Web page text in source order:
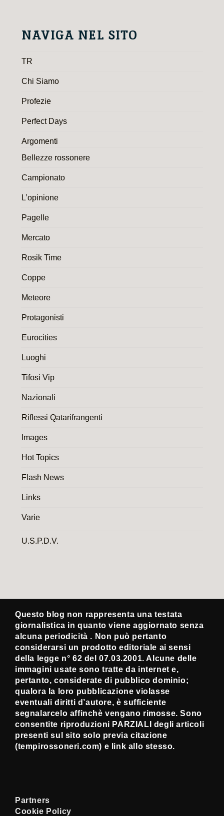
NAVIGA NEL SITO
TR
Chi Siamo
Profezie
Perfect Days
Argomenti
Bellezze rossonere
Campionato
L’opinione
Pagelle
Mercato
Rosik Time
Coppe
Meteore
Protagonisti
Eurocities
Luoghi
Tifosi Vip
Nazionali
Riflessi Qatarifrangenti
Images
Hot Topics
Flash News
Links
Varie
U.S.P.D.V.
Questo blog non rappresenta una testata
giornalistica in quanto viene aggiornato senza
alcuna periodicità . Non può pertanto
considerarsi un prodotto editoriale ai sensi
della legge n° 62 del 07.03.2001. Alcune delle
immagini usate sono tratte da internet e,
pertanto, considerate di pubblico dominio;
qualora la loro pubblicazione violasse
eventuali diritti d’autore, è sufficiente
segnalarcelo affinchè vengano rimosse. Sono
consentite riproduzioni PARZIALI degli articoli
presenti sul sito solo previa citazione
(tempirossoneri.com) e link allo stesso.
Partners
Cookie Policy